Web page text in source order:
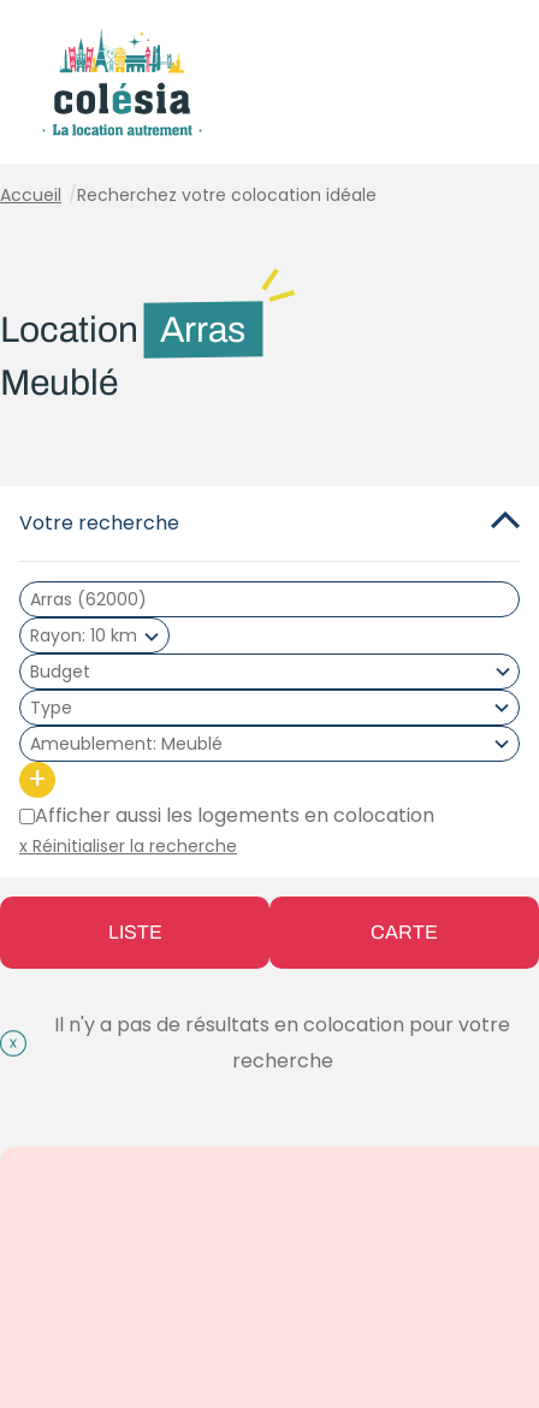
Accueil /Recherchez votre colocation idéale
Location
Arras
Meublé
Votre recherche
Rayon 10 km
Type
Ameublement Meublé
+
Afficher aussi les logements en colocation
x Réinitialiser la recherche
LISTE CARTE
Il n'y a pas de résultats en colocation pour votre
recherche